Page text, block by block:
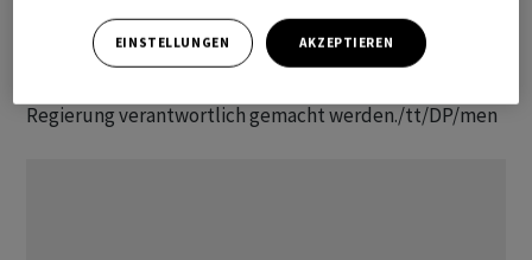
wollen, warnen Kritiker vor möglichen Auswirkungen
auf den Tourismus. Zudem betonen sie, israelische
Regierung verantwortlich gemacht werden./tt/DP/men
EINSTELLUNGEN AKZEPTIEREN